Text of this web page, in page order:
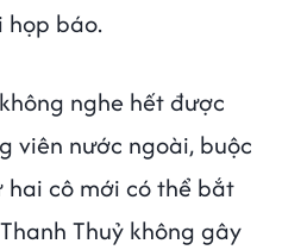
họp báo.
nghe hết được
viên nước ngoài, buộc
cô mới có thể bắt
Thuỷ không gây